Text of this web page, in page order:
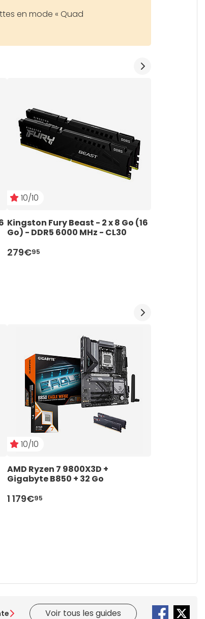
en mode « Quad
10/10
Kingston Fury Beast - 2 x 8 Go (16
Go) - DDR5 6000 MHz - CL30
279€95
10/10
AMD Ryzen 7 9800X3D +
Gigabyte B850 + 32 Go
1 179€95
Voir tous les guides